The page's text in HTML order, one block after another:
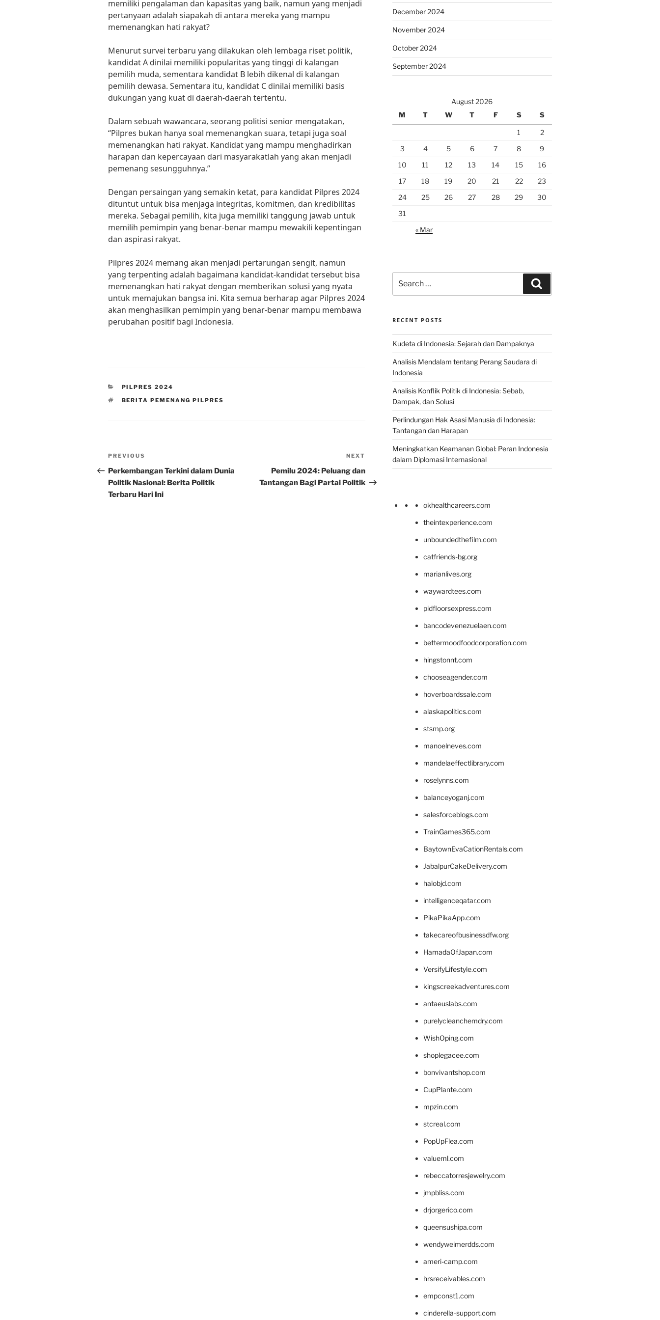
memiliki pengalaman dan kapasitas yang baik, namun yang menjadi
pertanyaan adalah siapakah di antara mereka yang mampu
memenangkan hati rakyat?
Menurut survei terbaru yang dilakukan oleh lembaga riset politik,
kandidat A dinilai memiliki popularitas yang tinggi di kalangan
pemilih muda, sementara kandidat B lebih dikenal di kalangan
pemilih dewasa. Sementara itu, kandidat C dinilai memiliki basis
dukungan yang kuat di daerah-daerah tertentu.
Dalam sebuah wawancara, seorang politisi senior mengatakan,
“Pilpres bukan hanya soal memenangkan suara, tetapi juga soal
memenangkan hati rakyat. Kandidat yang mampu menghadirkan
harapan dan kepercayaan dari masyarakatlah yang akan menjadi
pemenang sesungguhnya.”
Dengan persaingan yang semakin ketat, para kandidat Pilpres 2024
dituntut untuk bisa menjaga integritas, komitmen, dan kredibilitas
mereka. Sebagai pemilih, kita juga memiliki tanggung jawab untuk
memilih pemimpin yang benar-benar mampu mewakili kepentingan
dan aspirasi rakyat.
Pilpres 2024 memang akan menjadi pertarungan sengit, namun
yang terpenting adalah bagaimana kandidat-kandidat tersebut bisa
memenangkan hati rakyat dengan memberikan solusi yang nyata
untuk memajukan bangsa ini. Kita semua berharap agar Pilpres 2024
akan menghasilkan pemimpin yang benar-benar mampu membawa
perubahan positif bagi Indonesia.
CATEGORIES
PILPRES 2024
TAGS
BERITA PEMENANG PILPRES
Post
navigation
Previous
Post
PREVIOUS
Perkembangan Terkini dalam Dunia
Politik Nasional: Berita Politik
Terbaru Hari Ini
Post
NEXT
Pemilu 2024: Peluang dan
Tantangan Bagi Partai Politik
December 2024
November 2024
October 2024
September 2024
August 2026
M
T W T F S S
1
2
3
4 5 6 7 8
9
10
11 12 13 14 15
16
17
18 19 20 21 22
23
24
25 26 27 28 29
30
31
« Mar
for:
RECENT POSTS
Kudeta di Indonesia: Sejarah dan Dampaknya
Analisis Mendalam tentang Perang Saudara di
Indonesia
Analisis Konflik Politik di Indonesia: Sebab,
Dampak, dan Solusi
Perlindungan Hak Asasi Manusia di Indonesia:
Tantangan dan Harapan
Meningkatkan Keamanan Global: Peran Indonesia
dalam Diplomasi Internasional
okhealthcareers.com
theintexperience.com
unboundedthefilm.com
catfriends-bg.org
marianlives.org
waywardtees.com
pidfloorsexpress.com
bancodevenezuelaen.com
bettermoodfoodcorporation.com
hingstonnt.com
chooseagender.com
hoverboardssale.com
alaskapolitics.com
stsmp.org
manoelneves.com
mandelaeffectlibrary.com
roselynns.com
balanceyoganj.com
salesforceblogs.com
TrainGames365.com
BaytownEvaCationRentals.com
JabalpurCakeDelivery.com
halobjd.com
intelligenceqatar.com
PikaPikaApp.com
takecareofbusinessdfw.org
HamadaOfJapan.com
VersifyLifestyle.com
kingscreekadventures.com
antaeuslabs.com
purelycleanchemdry.com
WishOping.com
shoplegacee.com
bonvivantshop.com
CupPlante.com
mpzin.com
stcreal.com
PopUpFlea.com
valueml.com
rebeccatorresjewelry.com
jmpbliss.com
drjorgerico.com
queensushipa.com
wendyweimerdds.com
ameri-camp.com
hrsreceivables.com
empconst1.com
cinderella-support.com